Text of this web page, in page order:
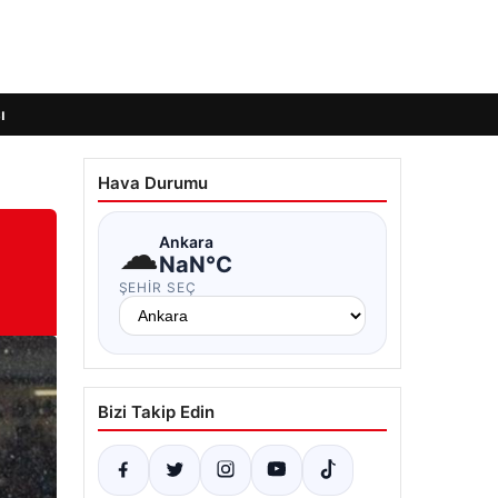
Hava Durumu
☁Ankara
NaN°C
ŞEHIR SEÇ
Bizi Takip Edin